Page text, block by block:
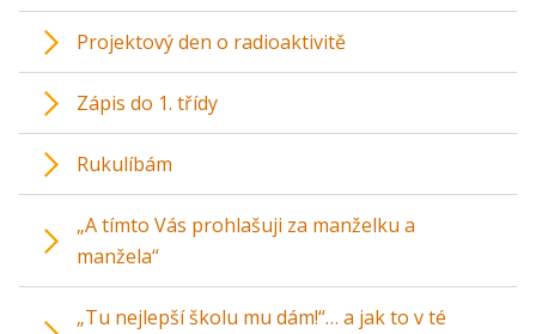
Projektový den o radioaktivitě
Zápis do 1. třídy
Rukulíbám
„A tímto Vás prohlašuji za manželku a
manžela“
„Tu nejlepší školu mu dám!“… a jak to v té